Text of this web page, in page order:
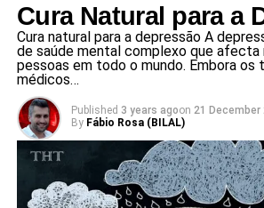
Cura Natural para a
Cura natural para a depressão A
de saúde mental complexo que afecta
pessoas em todo o mundo. Embora os
médicos…
Published 3 years agoon 21 December
By Fábio Rosa (BILAL)